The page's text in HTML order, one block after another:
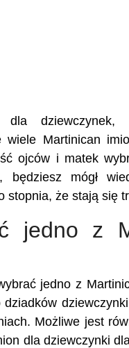
dla
wiele Martinican
ojców i matek
mógł
stopnia, że stają się
jedno z
jedno z
Możliwe jest
dla dziewczynki